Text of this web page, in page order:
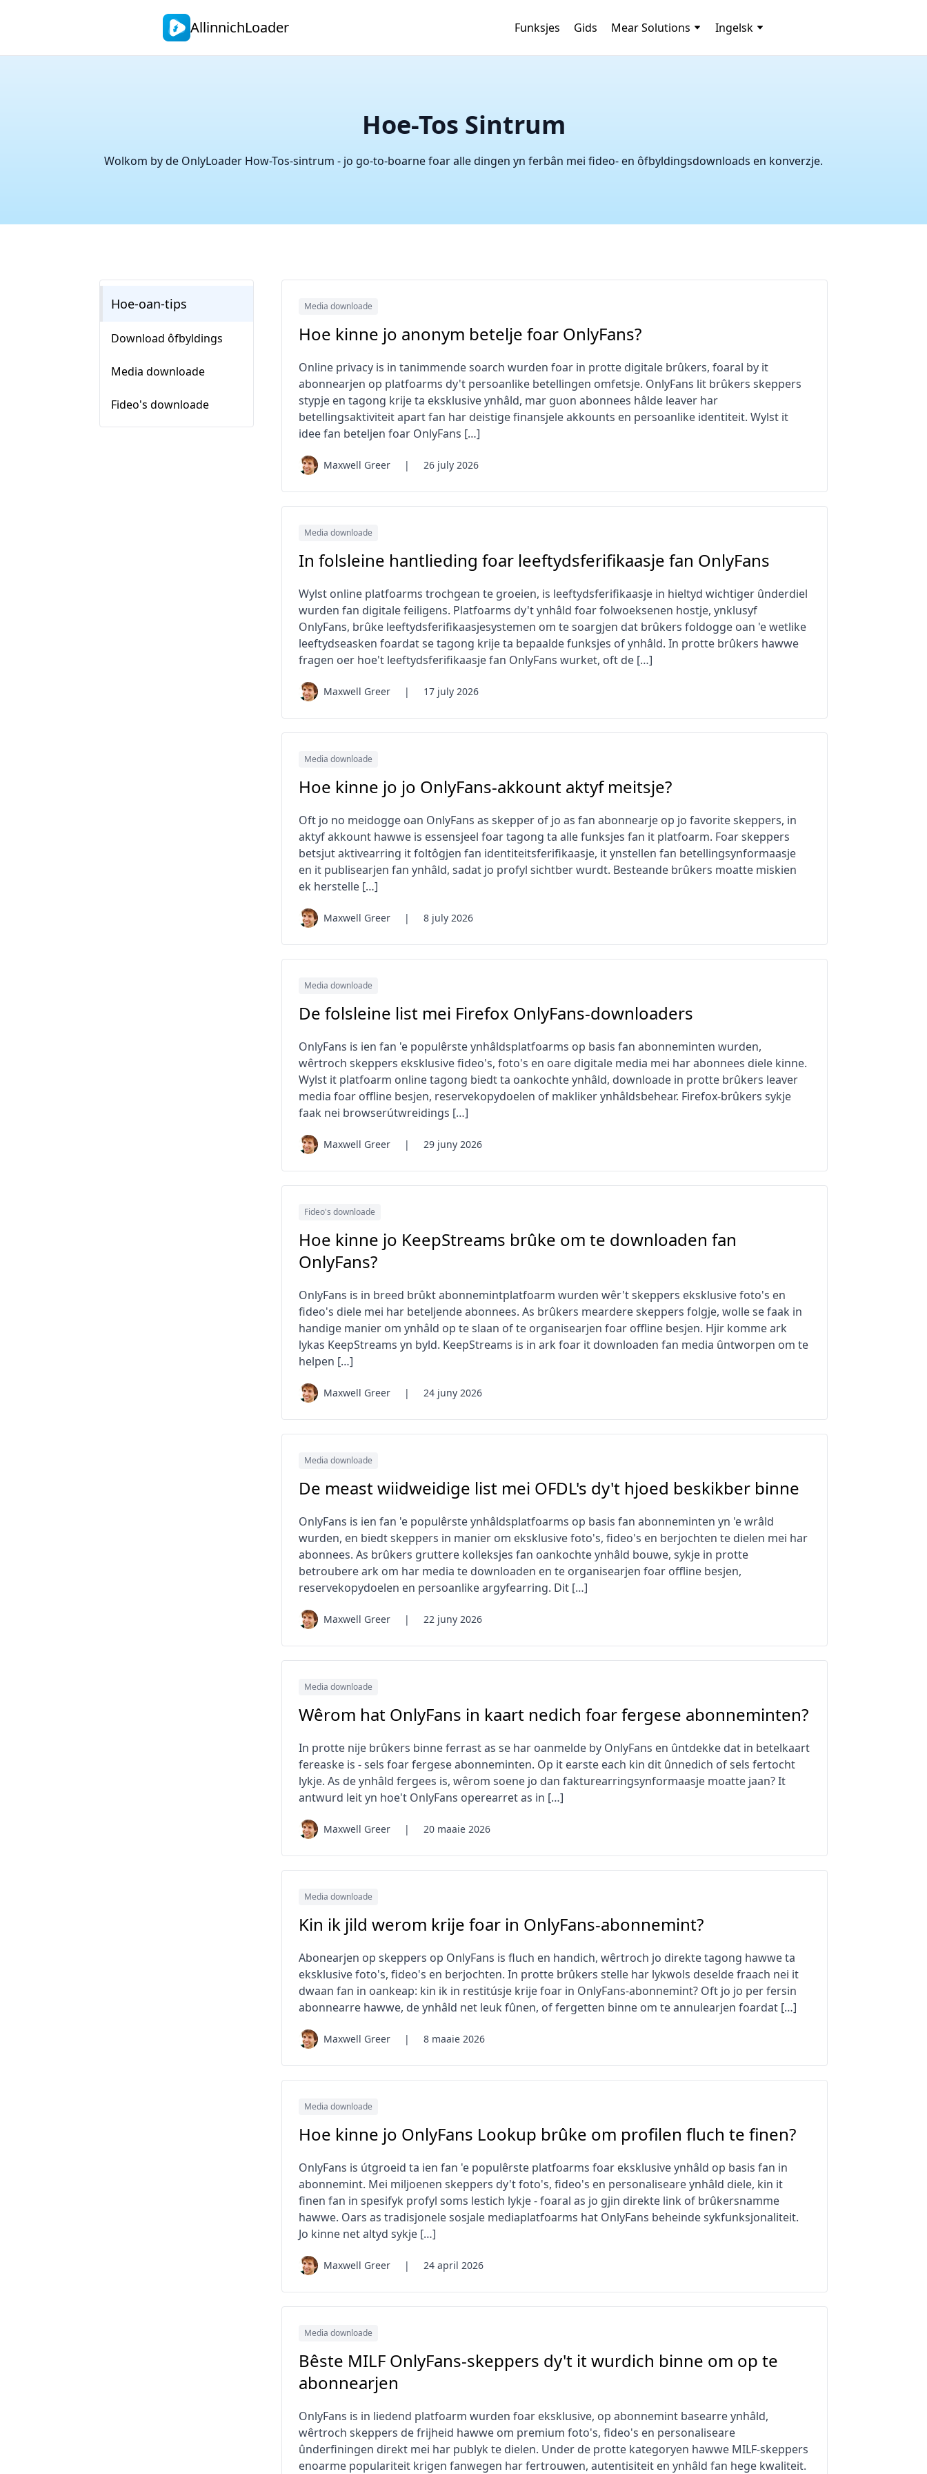
AllinnichLoader Funksjes Gids Mear Solutions Ingelsk
Hoe-Tos Sintrum
Wolkom by de OnlyLoader How-Tos-sintrum - jo go-to-boarne foar alle dingen yn ferbân mei fideo- en ôfbyldingsdownloads en konverzje.
Hoe-oan-tips
Download ôfbyldings
Media downloade
Fideo's downloade
Media downloade
Hoe kinne jo anonym betelje foar OnlyFans?
Online privacy is in tanimmende soarch wurden foar in protte digitale brûkers, foaral by it
abonnearjen op platfoarms dy't persoanlike betellingen omfetsje. OnlyFans lit brûkers skeppers
stypje en tagong krije ta eksklusive ynhâld, mar guon abonnees hâlde leaver har
betellingsaktiviteit apart fan har deistige finansjele akkounts en persoanlike identiteit. Wylst it
idee fan beteljen foar OnlyFans […]
Maxwell Greer | 26 july 2026
Media downloade
In folsleine hantlieding foar leeftydsferifikaasje fan OnlyFans
Wylst online platfoarms trochgean te groeien, is leeftydsferifikaasje in hieltyd wichtiger ûnderdiel
wurden fan digitale feiligens. Platfoarms dy't ynhâld foar folwoeksenen hostje, ynklusyf
OnlyFans, brûke leeftydsferifikaasjesystemen om te soargjen dat brûkers foldogge oan 'e wetlike
leeftydseasken foardat se tagong krije ta bepaalde funksjes of ynhâld. In protte brûkers hawwe
fragen oer hoe't leeftydsferifikaasje fan OnlyFans wurket, oft de […]
Maxwell Greer | 17 july 2026
Media downloade
Hoe kinne jo jo OnlyFans-akkount aktyf meitsje?
Oft jo no meidogge oan OnlyFans as skepper of jo as fan abonnearje op jo favorite skeppers, in
aktyf akkount hawwe is essensjeel foar tagong ta alle funksjes fan it platfoarm. Foar skeppers
betsjut aktivearring it foltôgjen fan identiteitsferifikaasje, it ynstellen fan betellingsynformaasje
en it publisearjen fan ynhâld, sadat jo profyl sichtber wurdt. Besteande brûkers moatte miskien
ek herstelle […]
Maxwell Greer | 8 july 2026
Media downloade
De folsleine list mei Firefox OnlyFans-downloaders
OnlyFans is ien fan 'e populêrste ynhâldsplatfoarms op basis fan abonneminten wurden,
wêrtroch skeppers eksklusive fideo's, foto's en oare digitale media mei har abonnees diele kinne.
Wylst it platfoarm online tagong biedt ta oankochte ynhâld, downloade in protte brûkers leaver
media foar offline besjen, reservekopydoelen of makliker ynhâldsbehear. Firefox-brûkers sykje
faak nei browserútwreidings […]
Maxwell Greer | 29 juny 2026
Fideo's downloade
Hoe kinne jo KeepStreams brûke om te downloaden fan
OnlyFans?
OnlyFans is in breed brûkt abonnemintplatfoarm wurden wêr't skeppers eksklusive foto's en
fideo's diele mei har beteljende abonnees. As brûkers meardere skeppers folgje, wolle se faak in
handige manier om ynhâld op te slaan of te organisearjen foar offline besjen. Hjir komme ark
lykas KeepStreams yn byld. KeepStreams is in ark foar it downloaden fan media ûntworpen om te
helpen […]
Maxwell Greer | 24 juny 2026
Media downloade
De meast wiidweidige list mei OFDL's dy't hjoed beskikber binne
OnlyFans is ien fan 'e populêrste ynhâldsplatfoarms op basis fan abonneminten yn 'e wrâld
wurden, en biedt skeppers in manier om eksklusive foto's, fideo's en berjochten te dielen mei har
abonnees. As brûkers gruttere kolleksjes fan oankochte ynhâld bouwe, sykje in protte
betroubere ark om har media te downloaden en te organisearjen foar offline besjen,
reservekopydoelen en persoanlike argyfearring. Dit […]
Maxwell Greer | 22 juny 2026
Media downloade
Wêrom hat OnlyFans in kaart nedich foar fergese abonneminten?
In protte nije brûkers binne ferrast as se har oanmelde by OnlyFans en ûntdekke dat in betelkaart
fereaske is - sels foar fergese abonneminten. Op it earste each kin dit ûnnedich of sels fertocht
lykje. As de ynhâld fergees is, wêrom soene jo dan fakturearringsynformaasje moatte jaan? It
antwurd leit yn hoe't OnlyFans operearret as in […]
Maxwell Greer | 20 maaie 2026
Media downloade
Kin ik jild werom krije foar in OnlyFans-abonnemint?
Abonearjen op skeppers op OnlyFans is fluch en handich, wêrtroch jo direkte tagong hawwe ta
eksklusive foto's, fideo's en berjochten. In protte brûkers stelle har lykwols deselde fraach nei it
dwaan fan in oankeap: kin ik in restitúsje krije foar in OnlyFans-abonnemint? Oft jo jo per fersin
abonnearre hawwe, de ynhâld net leuk fûnen, of fergetten binne om te annulearjen foardat […]
Maxwell Greer | 8 maaie 2026
Media downloade
Hoe kinne jo OnlyFans Lookup brûke om profilen fluch te finen?
OnlyFans is útgroeid ta ien fan 'e populêrste platfoarms foar eksklusive ynhâld op basis fan in
abonnemint. Mei miljoenen skeppers dy't foto's, fideo's en personaliseare ynhâld diele, kin it
finen fan in spesifyk profyl soms lestich lykje - foaral as jo gjin direkte link of brûkersnamme
hawwe. Oars as tradisjonele sosjale mediaplatfoarms hat OnlyFans beheinde sykfunksjonaliteit.
Jo kinne net altyd sykje […]
Maxwell Greer | 24 april 2026
Media downloade
Bêste MILF OnlyFans-skeppers dy't it wurdich binne om op te
abonnearjen
OnlyFans is in liedend platfoarm wurden foar eksklusive, op abonnemint basearre ynhâld,
wêrtroch skeppers de frijheid hawwe om premium foto's, fideo's en personaliseare
ûnderfiningen direkt mei har publyk te dielen. Under de protte kategoryen hawwe MILF-skeppers
enoarme populariteit krigen fanwegen har fertrouwen, autentisiteit en ynhâld fan hege kwaliteit.